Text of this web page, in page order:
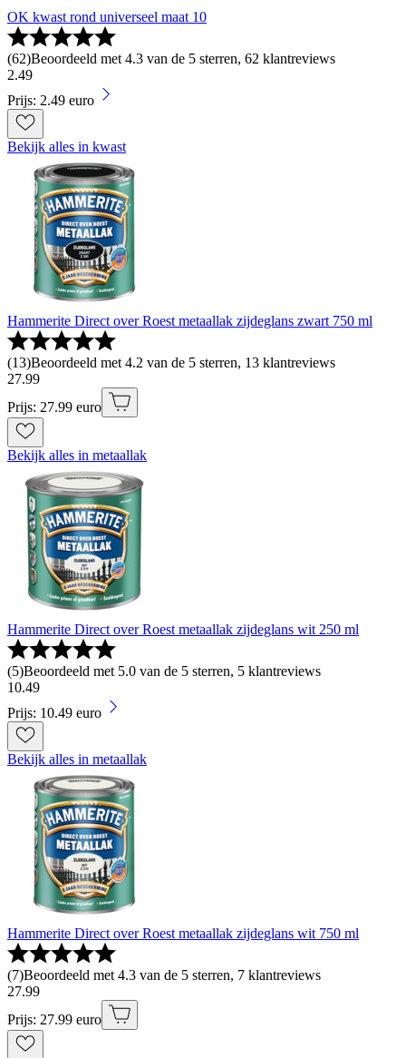
OK kwast rond universeel maat 10
(62)Beoordeeld met 4.3 van de 5 sterren, 62 klantreviews
2.49
Prijs: 2.49 euro
Bekijk alles in kwast
Hammerite Direct over Roest metaallak zijdeglans zwart 750 ml
(13)Beoordeeld met 4.2 van de 5 sterren, 13 klantreviews
27.99
Prijs: 27.99 euro
Bekijk alles in metaallak
Hammerite Direct over Roest metaallak zijdeglans wit 250 ml
(5)Beoordeeld met 5.0 van de 5 sterren, 5 klantreviews
10.49
Prijs: 10.49 euro
Bekijk alles in metaallak
Hammerite Direct over Roest metaallak zijdeglans wit 750 ml
(7)Beoordeeld met 4.3 van de 5 sterren, 7 klantreviews
27.99
Prijs: 27.99 euro